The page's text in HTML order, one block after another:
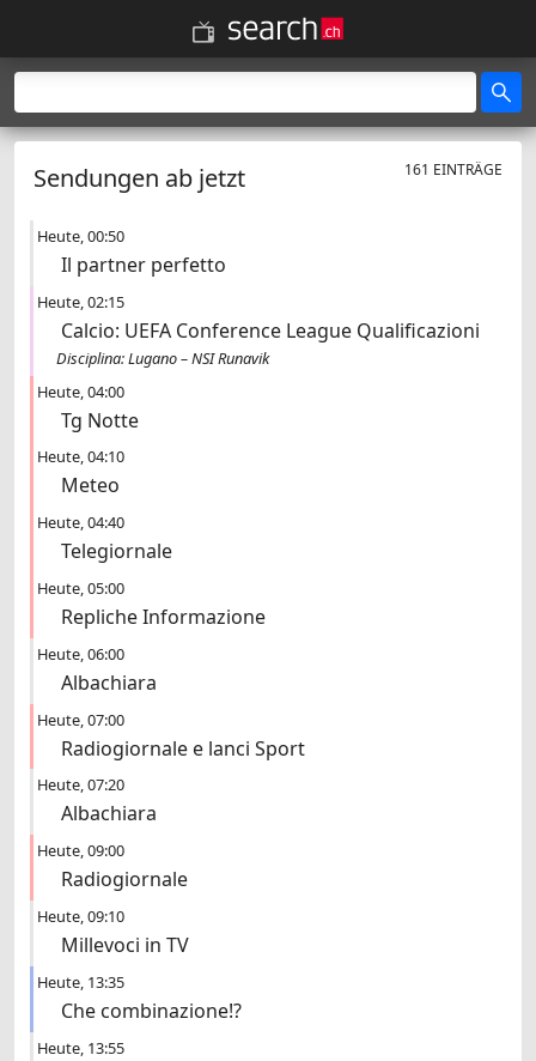
161 EINTRÄGE
Sendungen ab jetzt
Heute 00:50
Il partner perfetto
Heute 02:15
Calcio: UEFA Conference League Qualificazioni
Disciplina: Lugano – NSI Runavik
Heute 04:00
Tg Notte
Heute 04:10
Meteo
Heute 04:40
Telegiornale
Heute 05:00
Repliche Informazione
Heute 06:00
Albachiara
Heute 07:00
Radiogiornale e lanci Sport
Heute 07:20
Albachiara
Heute 09:00
Radiogiornale
Heute 09:10
Millevoci in TV
Heute 13:35
Che combinazione!?
Heute 13:55